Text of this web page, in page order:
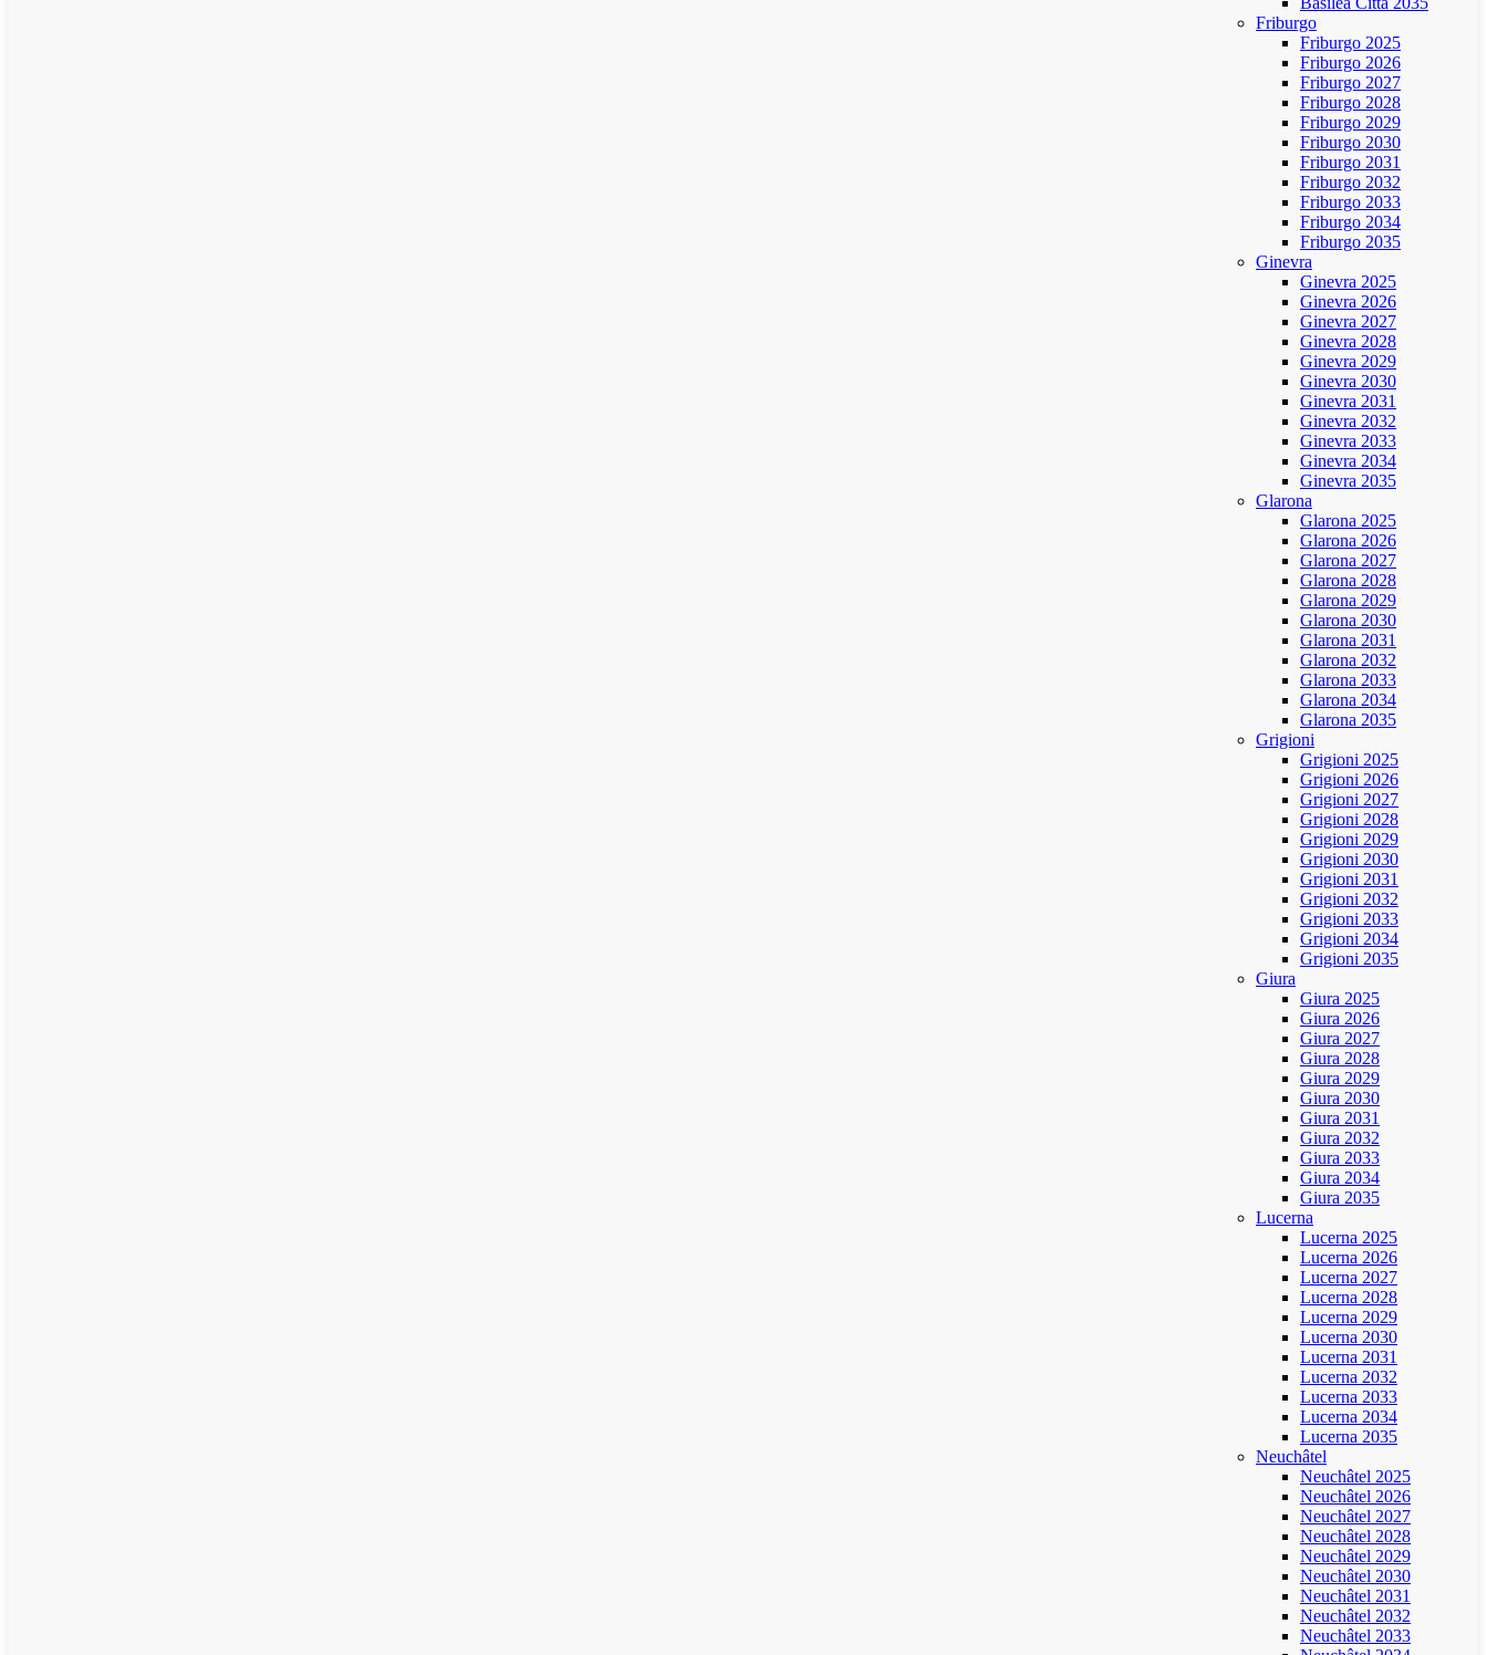
Friburgo
Friburgo 2025
Friburgo 2026
Friburgo 2027
Friburgo 2028
Friburgo 2029
Friburgo 2030
Friburgo 2031
Friburgo 2032
Friburgo 2033
Friburgo 2034
Friburgo 2035
Ginevra
Ginevra 2025
Ginevra 2026
Ginevra 2027
Ginevra 2028
Ginevra 2029
Ginevra 2030
Ginevra 2031
Ginevra 2032
Ginevra 2033
Ginevra 2034
Ginevra 2035
Glarona
Glarona 2025
Glarona 2026
Glarona 2027
Glarona 2028
Glarona 2029
Glarona 2030
Glarona 2031
Glarona 2032
Glarona 2033
Glarona 2034
Glarona 2035
Grigioni
Grigioni 2025
Grigioni 2026
Grigioni 2027
Grigioni 2028
Grigioni 2029
Grigioni 2030
Grigioni 2031
Grigioni 2032
Grigioni 2033
Grigioni 2034
Grigioni 2035
Giura
Giura 2025
Giura 2026
Giura 2027
Giura 2028
Giura 2029
Giura 2030
Giura 2031
Giura 2032
Giura 2033
Giura 2034
Giura 2035
Lucerna
Lucerna 2025
Lucerna 2026
Lucerna 2027
Lucerna 2028
Lucerna 2029
Lucerna 2030
Lucerna 2031
Lucerna 2032
Lucerna 2033
Lucerna 2034
Lucerna 2035
Neuchâtel
Neuchâtel 2025
Neuchâtel 2026
Neuchâtel 2027
Neuchâtel 2028
Neuchâtel 2029
Neuchâtel 2030
Neuchâtel 2031
Neuchâtel 2032
Neuchâtel 2033